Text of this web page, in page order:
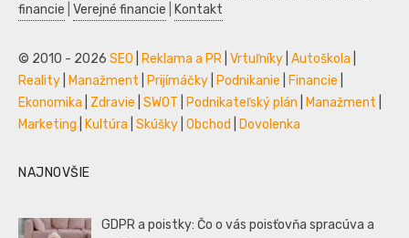
financie Verejné financie Kontakt
© 2010 - 2026 SEO Reklama a PR Vrtuľníky Autoškola
Reality
Manažment Prijímáčky Podnikanie Financie
Ekonomika
Zdravie SWOT Podnikateľský plán Manažment
Marketing
Kultúra Skúšky Obchod Dovolenka
NAJNOVŠIE
GDPR a poistky: Čo o vás poisťovňa spracúva a